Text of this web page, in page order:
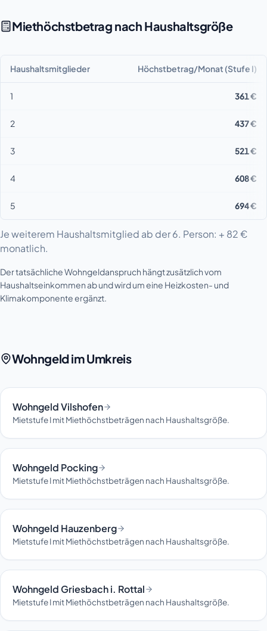
Miethöchstbetrag nach Haushaltsgröße
Haushaltsmitglieder Höchstbetrag/Monat (Stufe I)
1 361 €
2 437 €
3 521 €
4 608 €
5 694 €
Je weiterem Haushaltsmitglied ab der 6. Person: + 82 €
monatlich.
Der tatsächliche Wohngeldanspruch hängt zusätzlich vom
Haushaltseinkommen ab und wird um eine Heizkosten- und
Klimakomponente ergänzt.
Wohngeld im Umkreis
Wohngeld Vilshofen
Mietstufe I mit Miethöchstbeträgen nach Haushaltsgröße.
Wohngeld Pocking
Mietstufe I mit Miethöchstbeträgen nach Haushaltsgröße.
Wohngeld Hauzenberg
Mietstufe I mit Miethöchstbeträgen nach Haushaltsgröße.
Wohngeld Griesbach i. Rottal
Mietstufe I mit Miethöchstbeträgen nach Haushaltsgröße.